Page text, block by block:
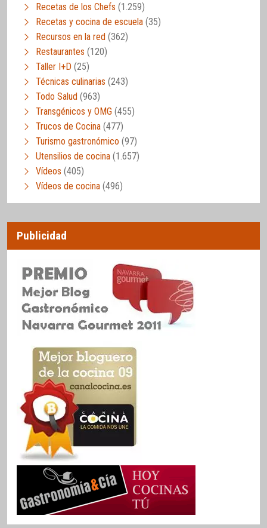
Recetas de los Chefs (1.259)
Recetas y cocina de escuela (35)
Recursos en la red (362)
Restaurantes (120)
Taller I+D (25)
Técnicas culinarias (243)
Todo Salud (963)
Transgénicos y OMG (455)
Trucos de Cocina (477)
Turismo gastronómico (97)
Utensilios de cocina (1.657)
Vídeos (405)
Vídeos de cocina (496)
Publicidad